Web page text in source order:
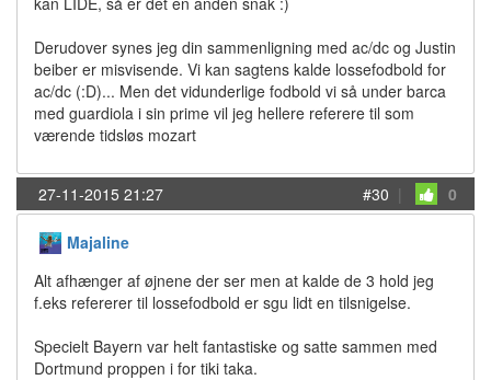
Derudover synes jeg din sammenligning med ac/dc og Justin
beiber er misvisende. Vi kan sagtens kalde lossefodbold for
ac/dc (:D)... Men det vidunderlige fodbold vi så under barca
med guardiola i sin prime vil jeg hellere referere til som
værende tidsløs mozart
27-11-2015 21:27 #30 | 0
Majaline
Alt afhænger af øjnene der ser men at kalde de 3 hold jeg
f.eks refererer til lossefodbold er sgu lidt en tilsnigelse.
Specielt Bayern var helt fantastiske og satte sammen med
Dortmund proppen i for tiki taka.